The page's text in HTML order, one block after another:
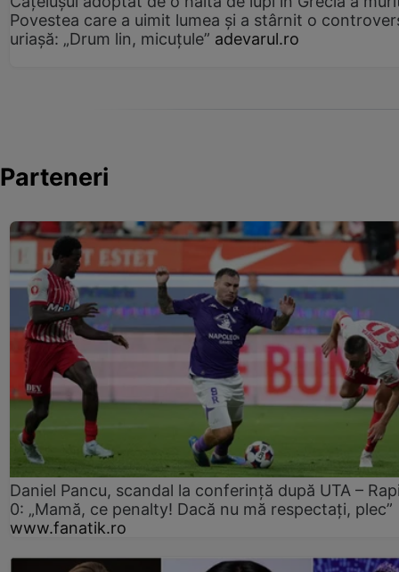
Povestea care a uimit lumea și a stârnit o
uriașă: „Drum lin, micuțule” adevarul.ro
Parteneri
Daniel Pancu, scandal la conferință după UTA –
0: „Mamă, ce penalty! Dacă nu mă respectați, plec”
www.fanatik.ro